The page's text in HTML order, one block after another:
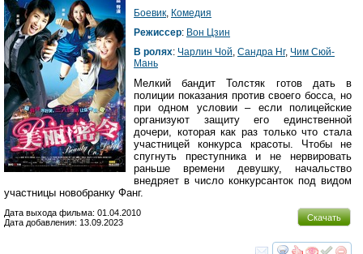
Боевик, Комедия
Режиссер: Вон Цзин
В ролях: Чарлин Чой, Сандра Нг, Чим Сюй-
Мань
Мелкий бандит Толстяк готов дать в
полиции показания против своего босса, но
при одном условии – если полицейские
организуют защиту его единственной
дочери, которая как раз только что стала
участницей конкурса красоты. Чтобы не
спугнуть преступника и не нервировать
раньше времени девушку, начальство
внедряет в число конкурсанток под видом
участницы новобранку Фанг.
Скачать
Дата выхода фильма: 01.04.2010
Дата добавления: 13.09.2023